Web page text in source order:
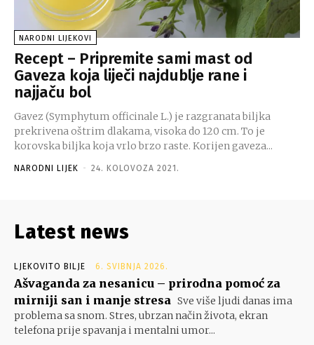
NARODNI LIJEKOVI
Recept – Pripremite sami mast od
Gaveza koja liječi najdublje rane i
najjaču bol
Gavez (Symphytum officinale L.) je razgranata biljka
prekrivena oštrim dlakama, visoka do 120 cm. To je
korovska biljka koja vrlo brzo raste. Korijen gaveza...
NARODNI LIJEK - 24. KOLOVOZA 2021.
Latest news
LJEKOVITO BILJE 6. SVIBNJA 2026.
Ašvaganda za nesanicu – prirodna pomoć za
mirniji san i manje stresa Sve više ljudi danas ima
problema sa snom. Stres, ubrzan način života, ekran
telefona prije spavanja i mentalni umor...